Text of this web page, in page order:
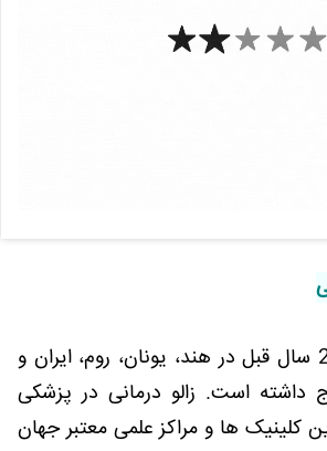
زالو درمانی از 2500 سال قبل در هند، یونان، روم، ایران و
داشته است. زالو درمانی در پزشکی
کلینیک ها و مراکز علمی معتبر جهان